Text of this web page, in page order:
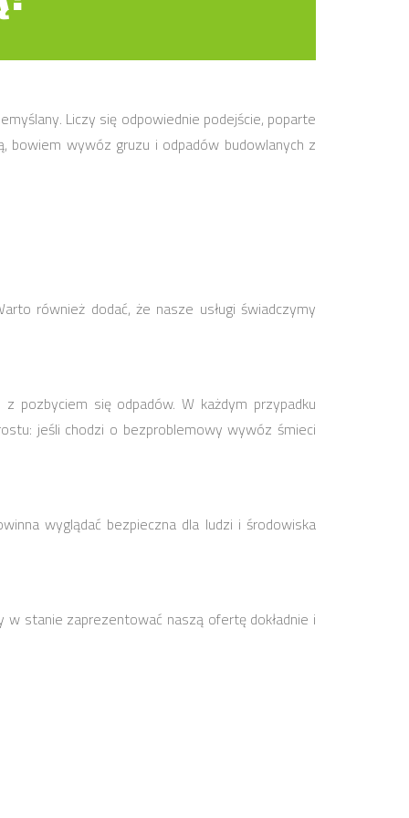
Liczy się odpowiednie podejście, poparte
bowiem wywóz gruzu i odpadów budowlanych z
również dodać, że nasze usługi świadczymy
pozbyciem się odpadów. W każdym przypadku
jeśli chodzi o bezproblemowy wywóz śmieci
wyglądać bezpieczna dla ludzi i środowiska
stanie zaprezentować naszą ofertę dokładnie i